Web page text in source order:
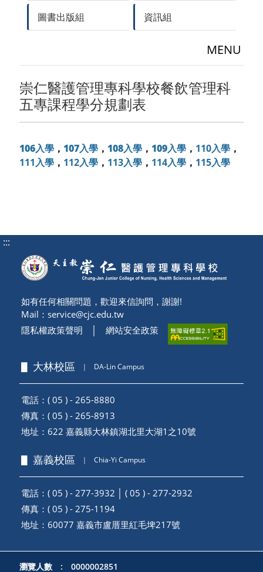
圖書出版組 資訊組
MENU
崇仁醫護管理專科學校餐飲管理科
五專課程學分規劃表
106入學 ， 107入學 ， 108入學 ， 109入學 ， 110入學 ，
111入學 ， 112入學 ， 113入學 ， 114入學 ， 115入學
:::
如有任何相關問題，歡迎來信詢問，謝謝!
Mail： service@cjc.edu.tw
隱私權政策聲明
網站安全政策
▋ 大林校區 ｜ DA-Lin Campus
電話：( 05 ) - 265-8880
傳真：( 05 ) - 265-8913
地址： 622 嘉義縣大林鎮湖北里大湖1之10號
▋ 嘉義校區 ｜ Chia-Yi Campus
電話：( 05 ) - 277-3932 │ ( 05 ) - 277-2932
傳真：( 05 ) - 275-1194
地址： 60077 嘉義市盧厝里紅毛埤217號
瀏覽人數 : 0000002851